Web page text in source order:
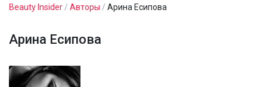
Beauty Insider / Авторы / Арина Есипова
Арина Есипова